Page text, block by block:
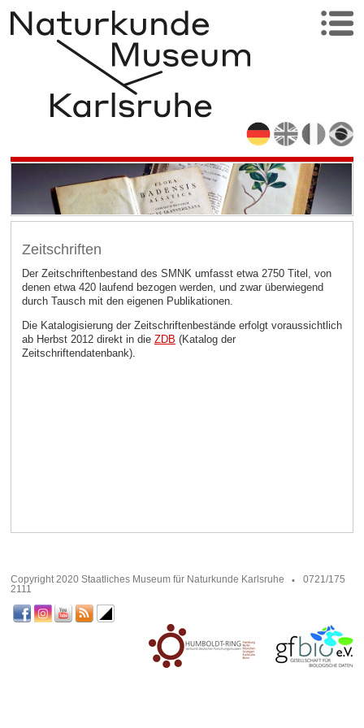
Zeitschriften
Der Zeitschriftenbestand des SMNK umfasst etwa 2750 Titel, von
denen etwa 420 laufend bezogen werden, und zwar überwiegend
durch Tausch mit den eigenen Publikationen.
Die Katalogisierung der Zeitschriftenbestände erfolgt voraussichtlich
ab Herbst 2012 direkt in die ZDB (Katalog der
Zeitschriftendatenbank).
Copyright 2020 Staatliches Museum für Naturkunde Karlsruhe
0721/175
2111